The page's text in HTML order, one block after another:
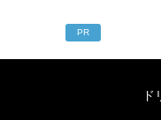
PR
ド